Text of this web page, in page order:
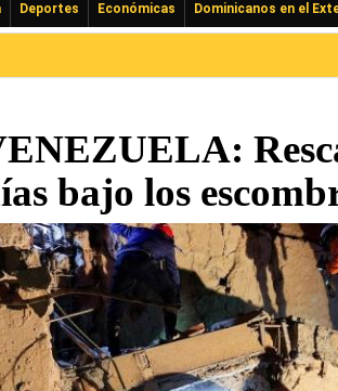
Deportes Económicas Dominicanos en el
bajo los